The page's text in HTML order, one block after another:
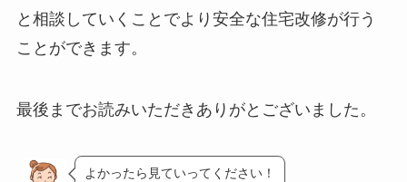
と相談していくことでより安全な住宅改修が行う
ことができます。
最後までお読みいただきありがとございました。
よかったら見ていってください！